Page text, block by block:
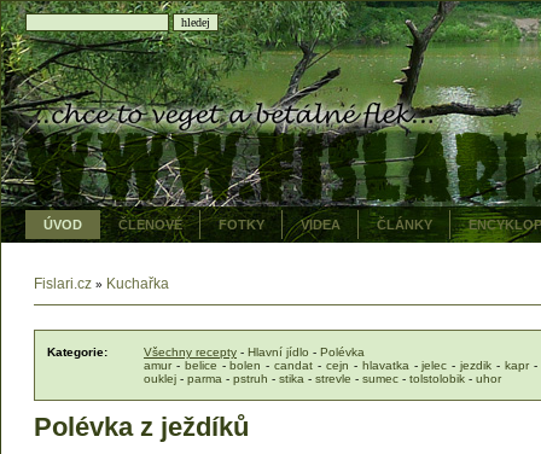
ÚVOD ČLENOVÉ FOTKY VIDEA ČLÁNKY
Fislari.cz » Kuchařka
Kategorie: Všechny recepty - Hlavní jídlo - Polévka
amur- belice -bolen -candat - cejn - hlavatka -jelec -jezdik - kapr-
ouklej - parma - pstruh - stika - strevle - sumec - tolstolobik - uhor
Polévka z ježdíků